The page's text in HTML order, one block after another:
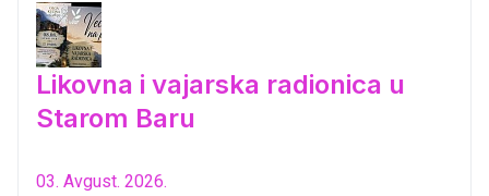
Likovna i vajarska radionica u
Starom Baru
03. Avgust. 2026.